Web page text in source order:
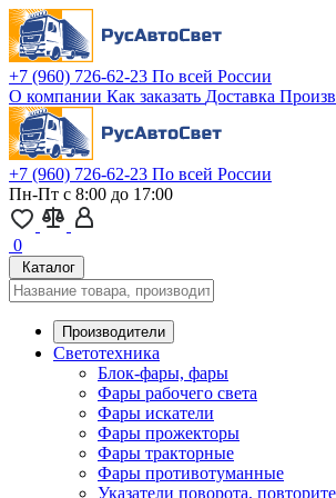
+7 (960) 726-62-23 По всей России
О компании Как заказать Доставка
+7 (960) 726-62-23 По всей России
Пн-Пт с 8:00 до 17:00
0
Каталог
Производители
Светотехника
Блок-фары, фары
Фары рабочего света
Фары искатели
Фары прожекторы
Фары тракторные
Фары противотуманные
Указатели поворота,